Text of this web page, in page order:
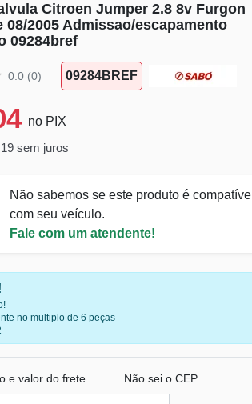
Citroen Jumper 2.8 8v Furgon
08/2005 Admissao/escapamento
09284bref
0.0 (0) 09284BREF
no PIX
sem juros
Não sabemos se este produto é compatível
com seu veículo.
Fale com um atendente!
no multiplo de 6 peças
e valor do frete Não sei o CEP